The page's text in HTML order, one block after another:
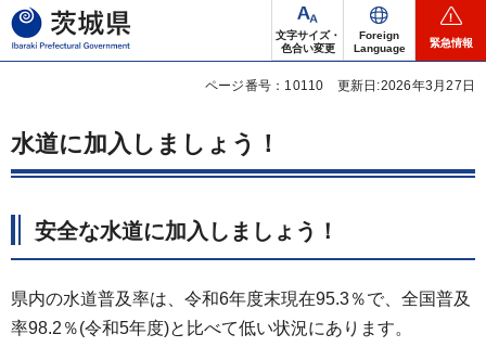
茨城県
文字サイズ・
色合い変更
Foreign
Language
緊急情報
ページ番号：10110 更新日:2026年3月27日
水道に加入しましょう！
安全な水道に加入しましょう！
県内の水道普及率は、令和6年度末現在95.3％で、全国普及
率98.2％(令和5年度)と比べて低い状況にあります。